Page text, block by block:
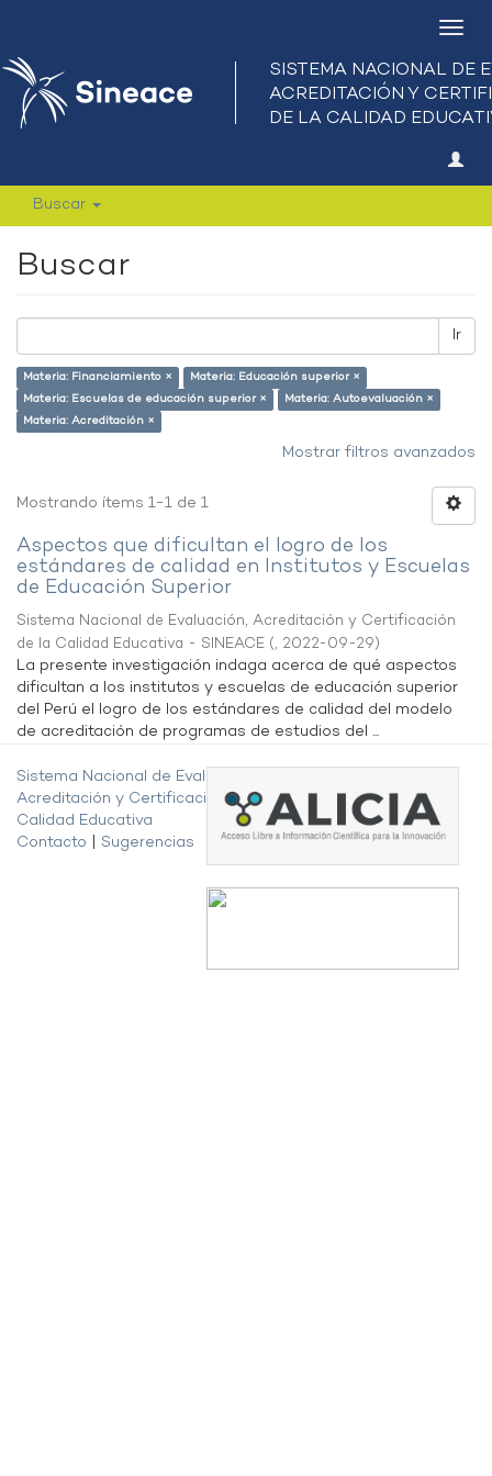
Buscar
Buscar
Ir
Materia: Financiamiento ×
Materia: Educación superior ×
Materia: Escuelas de educación superior ×
Materia: Autoevaluación ×
Materia: Acreditación ×
Mostrar filtros avanzados
Mostrando ítems 1-1 de 1
Aspectos que dificultan el logro de los
estándares de calidad en Institutos y Escuelas
de Educación Superior
Sistema Nacional de Evaluación, Acreditación y Certificación
de la Calidad Educativa - SINEACE (, 2022-09-29)
La presente investigación indaga acerca de qué aspectos
dificultan a los institutos y escuelas de educación superior
del Perú el logro de los estándares de calidad del modelo
de acreditación de programas de estudios del ...
Sistema Nacional de Evaluación,
Acreditación y Certificación de la
Calidad Educativa
Contacto
Sugerencias